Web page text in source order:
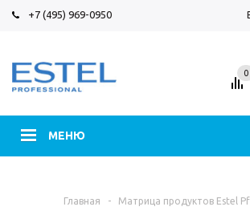
+7 (495) 969-0950
МЕНЮ
0
Главная - Матрица продуктов Estel